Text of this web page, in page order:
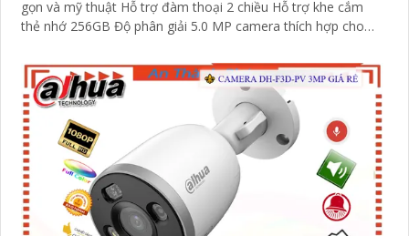
gọn và mỹ thuật Hỗ trợ đàm thoại 2 chiều Hỗ trợ khe cắm
thẻ nhớ 256GB Độ phân giải 5.0 MP camera thích hợp cho